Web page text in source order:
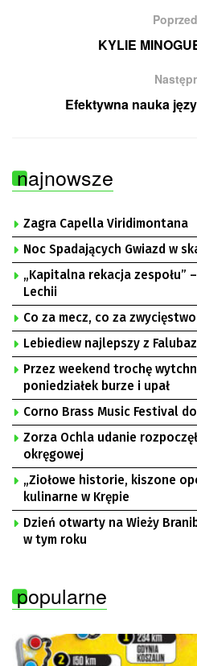
KYLIE
Efektywna nauka
najnowsze
Zagra Capella Viridimontana
Noc Spadających Gwiazd w
„Kapitalna rekacja zespołu”
Lechii
Co za mecz, co za
Lebiediew najlepszy z
Przez weekend trochę
poniedziałek burze i upał
Corno Brass Music Festival
Zorza Ochla udanie
okręgowej
„Ziołowe historie, kiszone
kulinarne w Krępie
Dzień otwarty na Wieży
w tym roku
popularne